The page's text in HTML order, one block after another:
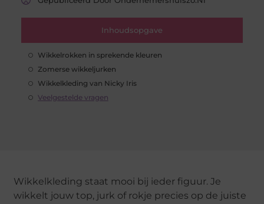
Inhoudsopgave
Wikkelrokken in sprekende kleuren
Zomerse wikkeljurken
Wikkelkleding van Nicky Iris
Veelgestelde vragen
Wikkelkleding staat mooi bij ieder figuur. Je
wikkelt jouw top, jurk of rokje precies op de juiste